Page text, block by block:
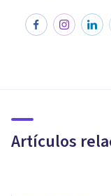
Artículos